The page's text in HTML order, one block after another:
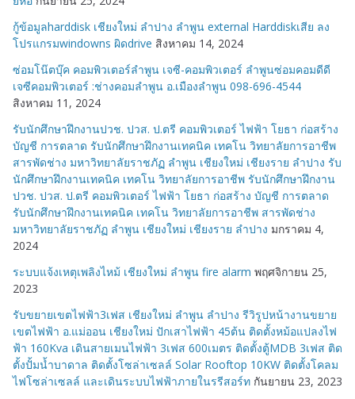
กู้ข้อมูลharddisk เชียงใหม่ ลำปาง ลำพูน external Harddiskเสีย ลง
โปรแกรมwindowns ผิดdrive สิงหาคม 14, 2024
ซ่อมโน๊ตบุ๊ค คอมพิวเตอร์ลำพูน เจซี-คอมพิวเตอร์ ลำพูนซ่อมคอมดีดี
เจซีคอมพิวเตอร์ :ช่างคอมลำพูน อ.เมืองลำพูน 098-696-4544
สิงหาคม 11, 2024
รับนักศึกษาฝึกงานปวช. ปวส. ป.ตรี คอมพิวเตอร์ ไฟฟ้า โยธา ก่อสร้าง
บัญชี การตลาด รับนักศึกษาฝึกงานเทคนิค เทคโน วิทยาลัยการอาชีพ
สารพัดช่าง มหาวิทยาลัยราชภัฏ ลำพูน เชียงใหม่ เชียงราย ลำปาง รับ
นักศึกษาฝึกงานเทคนิค เทคโน วิทยาลัยการอาชีพ รับนักศึกษาฝึกงาน
ปวช. ปวส. ป.ตรี คอมพิวเตอร์ ไฟฟ้า โยธา ก่อสร้าง บัญชี การตลาด
รับนักศึกษาฝึกงานเทคนิค เทคโน วิทยาลัยการอาชีพ สารพัดช่าง
มหาวิทยาลัยราชภัฏ ลำพูน เชียงใหม่ เชียงราย ลำปาง มกราคม 4,
2024
ระบบแจ้งเหตุเพลิงไหม้ เชียงใหม่ ลำพูน fire alarm พฤศจิกายน 25,
2023
รับขยายเขตไฟฟ้า3เฟส เชียงใหม่ ลำพูน ลำปาง รีวิรูปหน้างานขยาย
เขตไฟฟ้า อ.แม่ออน เชียงใหม่ ปักเสาไฟฟ้า 45ต้น ติดตั้งหม้อแปลงไฟ
ฟ้า 160Kva เดินสายเมนไฟฟ้า 3เฟส 600เมตร ติดตั้งตู้MDB 3เฟส ติด
ตั้งปั้มน้ำบาดาล ติดตั้งโซล่าเซลล์ Solar Rooftop 10KW ติดตั้งโคลม
ไฟโซล่าเซลล์ และเดินระบบไฟฟ้าภายในรรีสอร์ท กันยายน 23, 2023